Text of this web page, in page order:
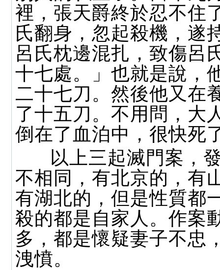
裡，張天爵終於忍不住
氏翻身，忽起殺機，遂
呂氏枕邊混扎，致傷呂
十七處。」也就是說，
二十七刀。然後他又在
了十五刀。不用問，大
倒在了血泊中，很快死
以上三起滅門案，
不相同，有北京的，有
有湖北的，但是性質都
殺的都是自家人。作案
多，都是懷疑妻子不忠
洩憤。